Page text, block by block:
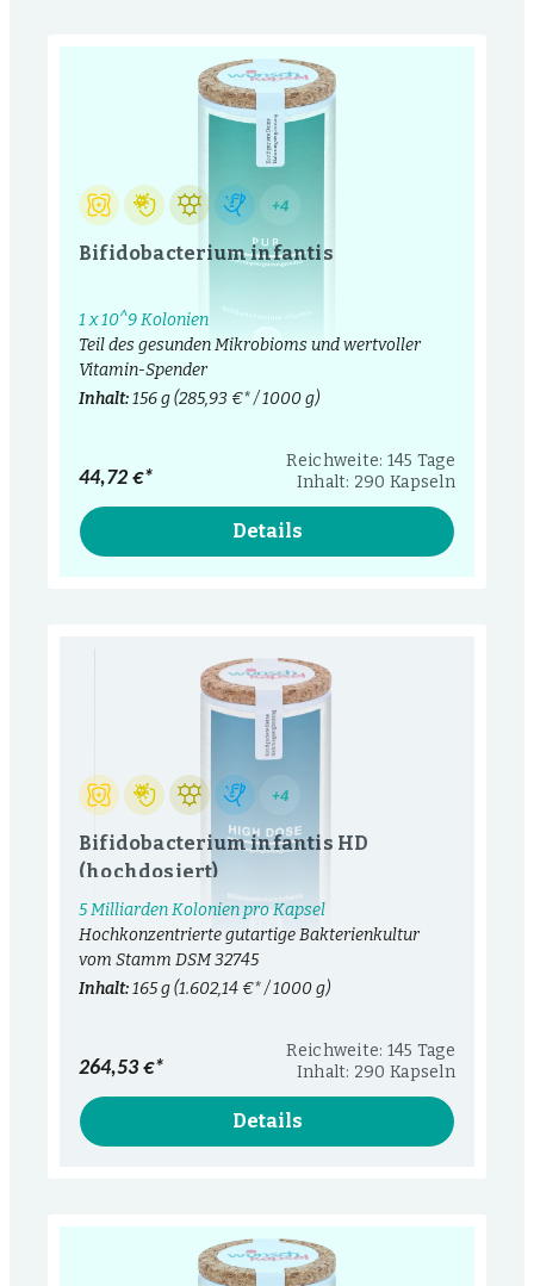
+4
Bifidobacterium infantis
1 x 10^9 Kolonien
Teil des gesunden Mikrobioms und wertvoller
Vitamin-Spender
Inhalt:156 g(285,93 €* / 1000 g)
Reichweite: 145 Tage
Inhalt: 290 Kapseln
44,72 €*
Details
+4
Bifidobacterium infantis HD
(hochdosiert)
5 Milliarden Kolonien pro Kapsel
Hochkonzentrierte gutartige Bakterienkultur
vom Stamm DSM 32745
Inhalt:165 g(1.602,14 €* / 1000 g)
Reichweite: 145 Tage
Inhalt: 290 Kapseln
264,53 €*
Details